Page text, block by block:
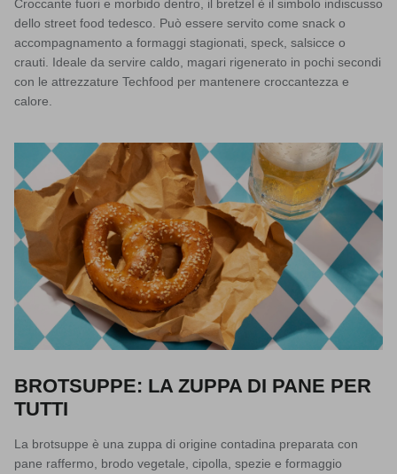
Croccante fuori e morbido dentro, il bretzel è il simbolo indiscusso
dello street food tedesco. Può essere servito come snack o
accompagnamento a formaggi stagionati, speck, salsicce o
crauti. Ideale da servire caldo, magari rigenerato in pochi secondi
con le attrezzature Techfood per mantenere croccantezza e
calore.
BROTSUPPE: LA ZUPPA DI PANE PER
TUTTI
La brotsuppe è una zuppa di origine contadina preparata con
pane raffermo, brodo vegetale, cipolla, spezie e formaggio